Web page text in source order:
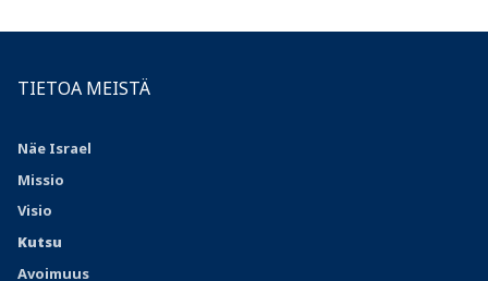
TIETOA MEISTÄ
Näe Israel
Missio
Visio
Kutsu
Avoimuus